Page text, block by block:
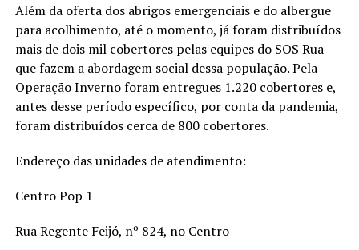
Além da oferta dos abrigos emergenciais e do albergue
para acolhimento, até o momento, já foram distribuídos
mais de dois mil cobertores pelas equipes do SOS Rua
que fazem a abordagem social dessa população. Pela
Operação Inverno foram entregues 1.220 cobertores e,
antes desse período específico, por conta da pandemia,
foram distribuídos cerca de 800 cobertores.
Endereço das unidades de atendimento:
Centro Pop 1
Rua Regente Feijó, nº 824, no Centro